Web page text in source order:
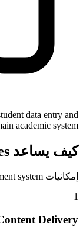
data entry and
academic system
كيف يساعد OpenEduCat Colleges
إمكانيات learning management system مصممة خصيصاً لـcolleges.
1
Delivery